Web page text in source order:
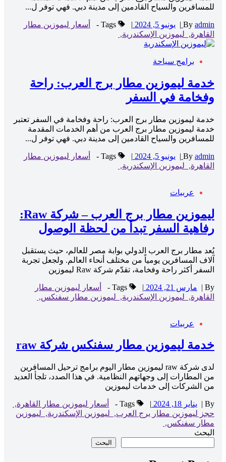
للمسافرين والسياح القادمين إلى مدينة دبي. فهي توفر ل...
By admin
| يونيو 5, 2024 |
أسعار ليموزين مطار
القاهرة, ليموزين الإسكندرية,
برامج سياحة
خدمة ليموزين مطار برج العرب: راحة
وفخامة في السفر
خدمة ليموزين مطار برج العرب: راحة وفخامة في السفر تعتبر
خدمة ليموزين مطار برج العرب من أهم الخدمات المقدمة
للمسافرين والسياح القادمين إلى مدينة دبي. فهي توفر ل...
By admin
| يونيو 5, 2024 |
أسعار ليموزين مطار
القاهرة, ليموزين الإسكندرية,
عربيات
ليموزين مطار برج العرب – شركة Raw:
رفاهية السفر تبدأ من لحظة الوصول
يُعد مطار برج العرب الدولي بوابة مصر للعالم، حيث يستقبل
آلاف المسافرين يومياً من مختلف أنحاء العالم. ولجعل تجربة
السفر أكثر راحة وفخامة، تقدّم شركة Raw ليموزين
By
| مارس 21, 2024 |
أسعار ليموزين مطار
القاهرة, ليموزين الإسكندرية, ليموزين مطار سفنكس,
عربيات
خدمة ليموزين مطار سفنكس شركة raw
لدى شركة raw ليموزين مطار اليوم برامج ترحيل المسافرين
من المطارات إلى وجهاتهم النظامية. في هذا الصدد، تلجأ العديد
من الشركات إلى خدمات ليموزين
By
| يناير 18, 2024 |
أسعار ليموزين مطار القاهرة,
حجز ليموزين مطار برج العرب, ليموزين الإسكندرية, ليموزين
مطار سفنكس,
البحث
البحث